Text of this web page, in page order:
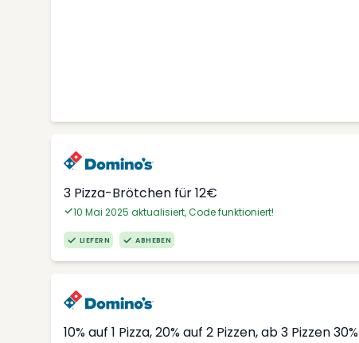
3 Pizza-Brötchen für 12€
10 Mai 2025 aktualisiert, Code funktioniert!
LIEFERN ABHEBEN
10% auf 1 Pizza, 20% auf 2 Pizzen, ab 3 Pizzen 30%